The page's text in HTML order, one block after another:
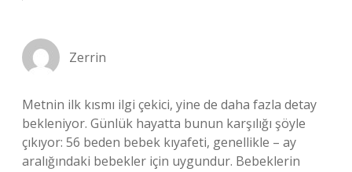
Zerrin
Metnin ilk kısmı ilgi çekici, yine de daha fazla detay
bekleniyor. Günlük hayatta bunun karşılığı şöyle
çıkıyor: 56 beden bebek kıyafeti, genellikle – ay
aralığındaki bebekler için uygundur. Bebeklerin